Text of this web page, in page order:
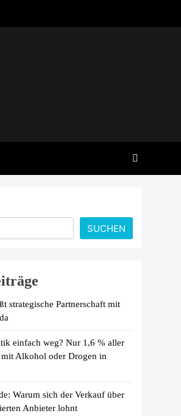
SUCHEN
strategische Partnerschaft mit
einfach weg? Nur 1,6 % aller
Alkohol oder Drogen in
Warum sich der Verkauf über
Anbieter lohnt